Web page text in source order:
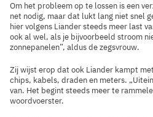
Om het probleem op te lossen is een
net nodig, maar dat lukt lang niet snel
hier volgens Liander steeds meer last
ook al wel, als je bijvoorbeeld stroom
zonnepanelen”, aldus de zegsvrouw.
Zij wijst erop dat ook Liander kampt
chips, kabels, draden en meters.
van. Het begint steeds meer te
woordvoerster.